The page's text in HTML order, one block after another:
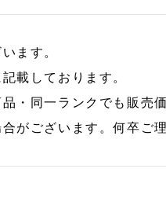
ます。
載しております。
・同一ランクでも販売
がございます。何卒ご